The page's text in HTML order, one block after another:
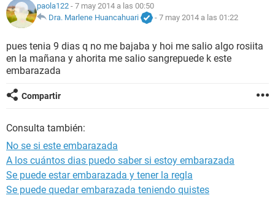
NUTRICIÓN
BIENESTAR
paola122 - 7 may 2014 a las 00:50
Dra. Marlene Huancahuari
- 7 may 2014 a las 01:22
pues tenia 9 dias q no me bajaba y hoi me salio algo rosiita
en la mañana y ahorita me salio sangrepuede k este
embarazada
Compartir
Consulta también:
No se si este embarazada
A los cuántos dias puedo saber si estoy embarazada
Se puede estar embarazada y tener la regla
Se puede quedar embarazada teniendo quistes